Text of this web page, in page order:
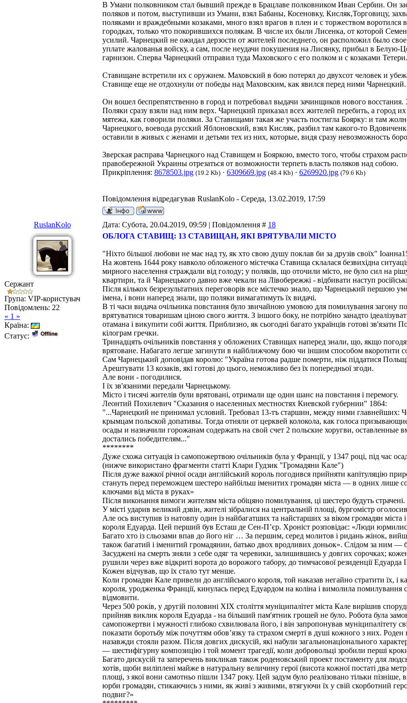
В Умани полковником стал бывший прежде в Брацлаве полковником Иван Сербии. Он
поляков и потом, выступивши из Умани, взял Бабаны, Косеновку, Кисляк,Торговицу,
поляками и враждебными козаками, много взял врагов в плен и с торжеством
городках, только что покорившихся полякам. В числе их были Лисенка, от которой
усилий. Чарнецкий не ожидал дерзости от жителей последнего, он расположил было
уплате жалованья войску, а сам, после неудачи покушения на Лисянку, прибыл в Белую-
гарнизон. Сперва Чарнецкий отправил туда Маховского с его полком и с козаками Тетери.
Ставищане встретили их с оружием. Маховский в бою потерял до двухсот человек и
Ставище еще не отдохнули от победы над Маховским, как явился перед ними Чарнецкий.
Он вошел беспрепятственно в город и потребовал выдачи зачинщиков нового
Поляки сразу взяли над ним верх. Чарнецкий приказал всех жителей перебить, а город
мятежа, как говорили поляки. За Cтавищами такая же участь постигла Боярку: и там
Чарнецкого, воевода русский Яблоновский, взял Кисляк, разбил там какого-то
оставили в живых с женами и детьми тех из них, которые, видя сразу невозможность
Зверская расправа Чарнецкого над Ставищем и Бояркою, вместо того, чтобы страхом
правобережной Украины отрезаться от возможности терпеть власть поляков над собою.
Прикріплення: 8678503.jpg (19.2 Kb) · 6309669.jpg (48.4 Kb) · 6269920.jpg (79.6 Kb)
Повідомлення відредагував RuslanKolo - Середа, 13.02.2019, 17:59
RuslanKolo Дата: Субота, 20.04.2019, 09:59 | Повідомлення # 18
Сержант
Група: VIP-користувач
Повідомлень: 22
« 1 »
Країна:
Статус:
ОБЛОГА СТАВИЩ: 13 СТАВИЩАН, ЯКІ ВРЯТУВАЛИ МІСТО
"Ніхто більшої любови не має над ту, як хто свою душу поклав би за друзів своїх"
На жовтень 1644 року навколо обложеного містечка Ставища склалася безвихідна
мирного населення страждали від голоду; у поляків, що оточили місто, не було сил на
квартири, та й Чарнецького давно вже чекали на Лівобережжі - відбивати наступ
Після кількох безрезультатних переговорів все містечко знало, що Чарнецький першою
імена, і вони наперед знали, що поляки вимагатимуть їх видачі.
В ті часи видача очільника повстання було звичайною умовою для помилування загону
врятуватися товаришам ціною свого життя. З іншого боку, не потрібно занадто
отамана і викупити собі життя. Приблизно, як сьогодні багато українців готові зв'язати
кілограм гречки.
Тринадцять очільників повстання у обложених Ставищах наперед знали, що, якщо
врятоване. Набагато легше загинути в найближчому бою чи іншим способом вкоротити
Сам Чарнецький доповідав королю: "Україна готова радше померти, ніж піддатися
Арештувати 13 козаків, які готові до цього, неможливо без їх попередньої згоди.
Але вони - погодилися.
І їх зв'язаними передали Чарнецькому.
Місто і тисячі жителів були врятовані, отримали ще один шанс на повстання і перемогу.
Леонтий Похилевич "Сказания о населенных местностях Киевской губернии" 1864:
"...Чарнецкий не принимал условий. Требовал 13-тъ старшин, между ними главнейших:
крымцам польской допативы. Тогда отняли от церквей колокола, как голоса
осады и назначили горожанам содержать на свой счет 2 польские хоругви,
достались победителям..."
********
Дуже схожа ситуація із самопожертвою очільників була у Франції, у 1347 році, під час
(нижче використано фрагменти статті Клари Гудзик "Громадяни Кале")
Після дуже важкої річної осади англійський король погодився прийняти капітуляцію
стануть перед переможцем шестеро найбільш іменитих громадян міста — в одних лише
ключами від міста в руках»
Після виконання вимоги жителям міста обіцяно помилування, ці шестеро будуть страчені.
У місті ударив великий дзвін, жителі зібралися на центральній площі, бургомістр
Але ось виступив із натовпу один із найбагатших та найстарших за віком громадян
короля Едуарда. Цей перший був Есташ де Сен-П’єр. Хроніст розповідає: «Люди юрмилися
Багато хто із сльозами впав до його ніг … За першим, серед молитов і ридань жінок,
також багатий і іменитий громадянин, батько двох вродливих доньок». Слідом за ним —
Засуджені на смерть зняли з себе одяг та черевики, залишившись у довгих сорочках;
рушили через вже відкриті ворота до ворожого табору, до тимчасової резиденції
Кожен відчував, що їх стало тут менше.
Коли громадян Кале привели до англійського короля, той наказав негайно стратити їх,
короля, уродженка Франції, кинулась перед Едуардом на коліна і вимолила помилування
відмовити.
Через 500 років, у другій половині ХIХ століття муніципалітет міста Кале вирішив
прийняв виклик короля Едуарда - на більший пам'ятник грошей не було. Робота була
самопожертви і мужності глибоко схвилювала його, і він запропонував муніципалітету
показати боротьбу між почуттям обов’язку та страхом смерті в душі кожного з них.
назавжди стояли разом. Після довгих дискусій, які набули загальнонаціонального
— шестифігурну композицію і той момент трагедії, коли добровольці зробили перші
Багато дискусій та заперечень викликав також роденовський проект постаменту для
хотів, щоби виліплені майже в натуральну величину герої (висота кожної постаті два
площі, з якої вони самотньо пішли 1347 року. Цей задум було реалізовано тільки
юрби громадян, стикаючись з ними, як живі з живими, втягуючи їх у свій скорботний
подвиг?»